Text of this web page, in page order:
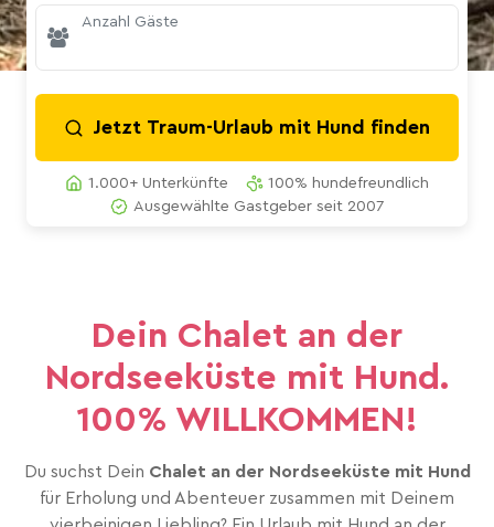
Anzahl Gäste
Jetzt Traum-Urlaub mit Hund finden
1.000+ Unterkünfte
100% hundefreundlich
Ausgewählte Gastgeber seit 2007
Dein Chalet an der
Nordseeküste mit Hund.
100% WILLKOMMEN!
Du suchst Dein Chalet an der Nordseeküste mit Hund
für Erholung und Abenteuer zusammen mit Deinem